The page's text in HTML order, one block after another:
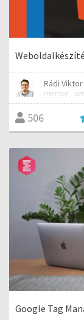
Rádi Viktor
mentor -
506
Google Tag